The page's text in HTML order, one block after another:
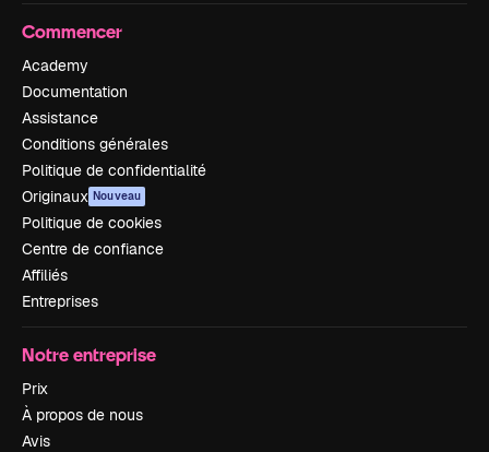
Commencer
Academy
Documentation
Assistance
Conditions générales
Politique de confidentialité
Originaux Nouveau
Politique de cookies
Centre de confiance
Affiliés
Entreprises
Notre entreprise
Prix
À propos de nous
Avis